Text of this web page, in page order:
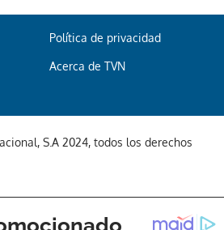
Política de privacidad
Acerca de TVN
S.A 2024, todos los derechos